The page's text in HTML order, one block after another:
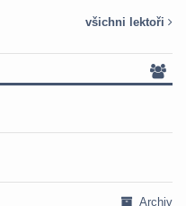
všichni lektoři
Archiv